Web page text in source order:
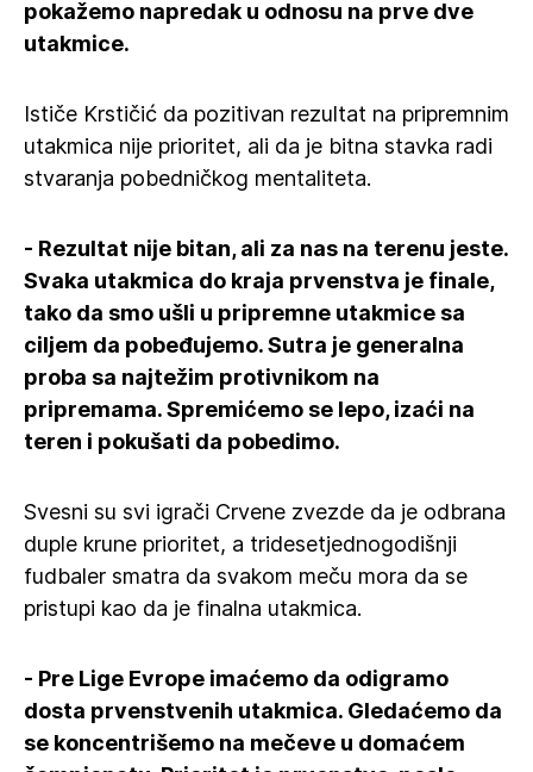
pokažemo napredak u odnosu na prve dve
utakmice.
Ističe Krstičić da pozitivan rezultat na pripremnim
utakmica nije prioritet, ali da je bitna stavka radi
stvaranja pobedničkog mentaliteta.
- Rezultat nije bitan, ali za nas na terenu jeste.
Svaka utakmica do kraja prvenstva je finale,
tako da smo ušli u pripremne utakmice sa
ciljem da pobeđujemo. Sutra je generalna
proba sa najtežim protivnikom na
pripremama. Spremićemo se lepo, izaći na
teren i pokušati da pobedimo.
Svesni su svi igrači Crvene zvezde da je odbrana
duple krune prioritet, a tridesetjednogodišnji
fudbaler smatra da svakom meču mora da se
pristupi kao da je finalna utakmica.
- Pre Lige Evrope imaćemo da odigramo
dosta prvenstvenih utakmica. Gledaćemo da
se koncentrišemo na mečeve u domaćem